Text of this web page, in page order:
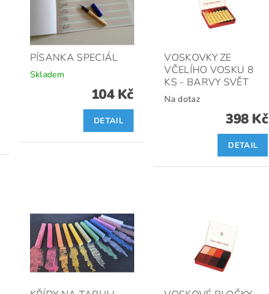
PÍSANKA SPECIÁL
Skladem
104 Kč
DETAIL
VOSKOVKY ZE
VČELÍHO VOSKU 8
KS - BARVY SVĚT
Na dotaz
398 Kč
DETAIL